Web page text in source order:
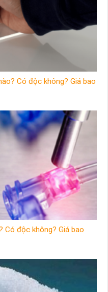
Có độc không? Giá bao
Có độc không? Giá bao